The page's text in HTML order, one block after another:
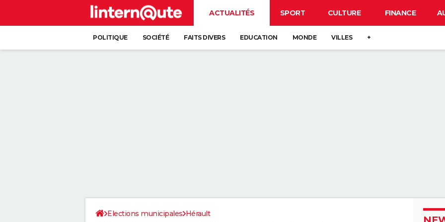
ACTUALITÉS SPORT CULTURE FINANCE
POLITIQUE SOCIÉTÉ FAITS DIVERS EDUCATION MONDE VILLES +
Elections municipales Hérault